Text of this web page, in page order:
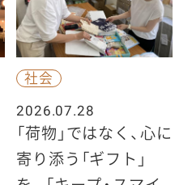
社会
2026.07.28
「荷物」ではなく、心に
寄り添う「ギフト」